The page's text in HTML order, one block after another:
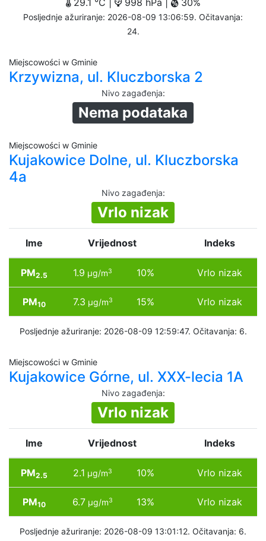
29.1 °C | 998 hPa | 30%
Posljednje ažuriranje: 2026-08-09 13:06:59. Očitavanja:
24.
Miejscowości w Gminie
Krzywizna, ul. Kluczborska 2
Nivo zagađenja:
Nema podataka
Miejscowości w Gminie
Kujakowice Dolne, ul. Kluczborska
4a
Nivo zagađenja:
Vrlo nizak
Ime Vrijednost Indeks
PM2.5 1.9 µg/m3 10% Vrlo nizak
PM10 7.3 µg/m3 15% Vrlo nizak
Posljednje ažuriranje: 2026-08-09 12:59:47. Očitavanja: 6.
Miejscowości w Gminie
Kujakowice Górne, ul. XXX-lecia 1A
Nivo zagađenja:
Vrlo nizak
Ime Vrijednost Indeks
PM2.5 2.1 µg/m3 10% Vrlo nizak
PM10 6.7µg/m3 13% Vrlo nizak
Posljednje ažuriranje: 2026-08-09 13:01:12. Očitavanja: 6.